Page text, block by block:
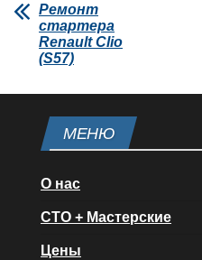
Ремонт
стартера
Renault Clio
(S57)
МЕНЮ
О нас
СТО + Мастерские
Цены